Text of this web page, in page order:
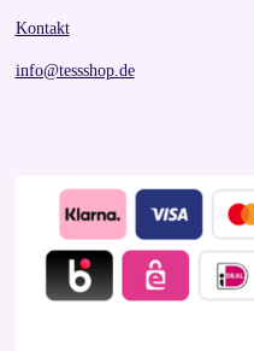
Kontakt
info@tessshop.de